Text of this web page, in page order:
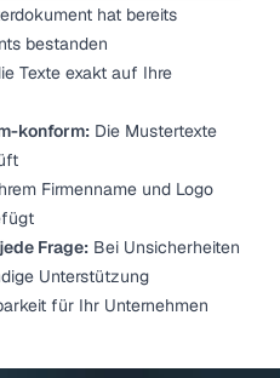
hat bereits
bestanden
Texte exakt auf Ihre
konform: Die Mustertexte
Firmenname und Logo
Frage: Bei Unsicherheiten
Unterstützung
für Ihr Unternehmen